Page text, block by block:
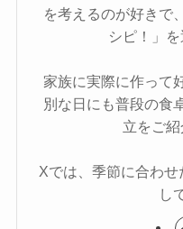
を考えるのが好きで
シピ！」を
家族に実際に作って
別な日にも普段の食
立をご紹
Xでは、季節に合わ
し